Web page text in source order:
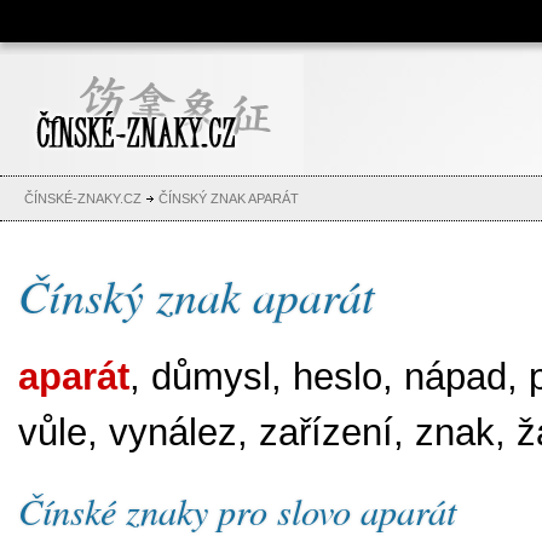
Čínské znaky, česko-čínský
slovník, abeceda, jména,
tetování
ČÍNSKÉ-ZNAKY.CZ ČÍNSKÝ ZNAK APARÁT
Čínský znak aparát
aparát, důmysl, heslo, nápad,
vůle, vynález, zařízení, znak,
Čínské znaky pro slovo aparát